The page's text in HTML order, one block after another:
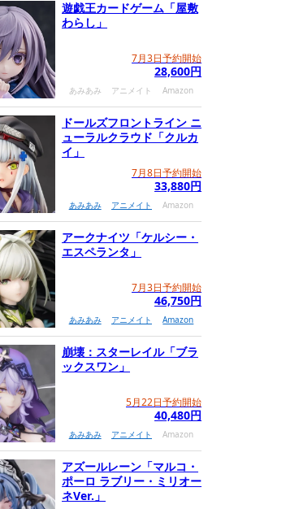
遊戯王カードゲーム「屋敷
わらし」
7月3日予約開始
28,600円
あみあみ アニメイト Amazon
ドールズフロントライン ニ
ューラルクラウド「クルカ
イ」
7月8日予約開始
33,880円
あみあみ アニメイト Amazon
アークナイツ「ケルシー・
エスペランタ」
7月3日予約開始
46,750円
あみあみ アニメイト Amazon
崩壊：スターレイル「ブラ
ックスワン」
5月22日予約開始
40,480円
あみあみ アニメイト Amazon
アズールレーン「マルコ・
ポーロ ラブリー・ミリオー
ネVer.」